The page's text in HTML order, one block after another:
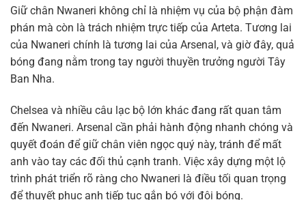
Giữ chân Nwaneri không chỉ là nhiệm vụ của bộ phận đàm
phán mà còn là trách nhiệm trực tiếp của Arteta. Tương lai
của Nwaneri chính là tương lai của Arsenal, và giờ đây, quả
bóng đang nằm trong tay người thuyền trưởng người Tây
Ban Nha.
Chelsea và nhiều câu lạc bộ lớn khác đang rất quan tâm
đến Nwaneri. Arsenal cần phải hành động nhanh chóng và
quyết đoán để giữ chân viên ngọc quý này, tránh để mất
anh vào tay các đối thủ cạnh tranh. Việc xây dựng một lộ
trình phát triển rõ ràng cho Nwaneri là điều tối quan trọng
để thuyết phục anh tiếp tục gắn bó với đội bóng.